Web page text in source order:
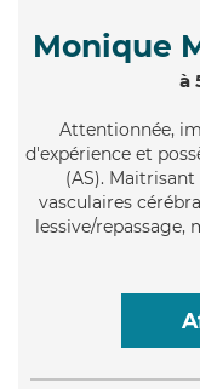
Monique
à
Attentionnée,
d'expérience et
(AS).
vasculaires
lessive/